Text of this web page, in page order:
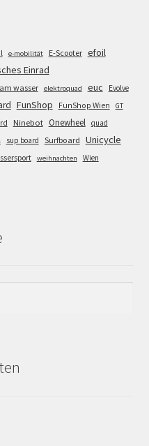
e-mobilität E-Scooter efoil
Einrad
wasser elektroquad euc
Evolve
FunShop FunShop Wien GT
Ninebot Onewheel quad
sup board Surfboard Unicycle
weihnachten
Wien